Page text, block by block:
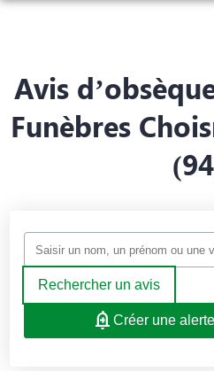
PRÉVOIR SES OBSÈQUES
MONUMENTS FUNÉRAIRES
NOTRE AGENCE
NOS PRESTATIONS
NOTRE CHAMBRE FUNÉRAIRE
Avis
Funèbres
Rechercher un avis
Créer une